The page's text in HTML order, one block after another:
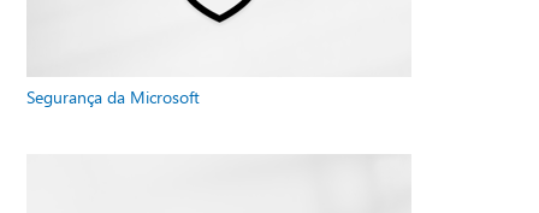
Segurança da Microsoft